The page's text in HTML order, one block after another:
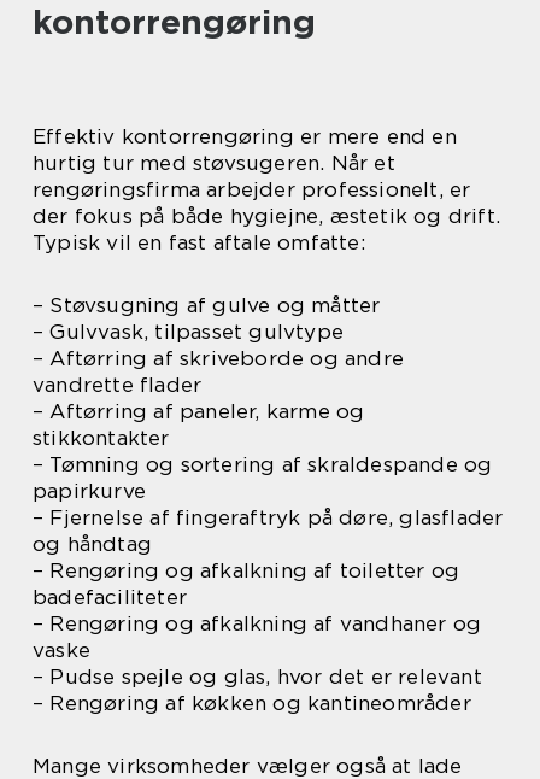
kontorrengøring
Effektiv kontorrengøring er mere end en
hurtig tur med støvsugeren. Når et
rengøringsfirma arbejder professionelt, er
der fokus på både hygiejne, æstetik og drift.
Typisk vil en fast aftale omfatte:
– Støvsugning af gulve og måtter
– Gulvvask, tilpasset gulvtype
– Aftørring af skriveborde og andre
vandrette flader
– Aftørring af paneler, karme og
stikkontakter
– Tømning og sortering af skraldespande og
papirkurve
– Fjernelse af fingeraftryk på døre, glasflader
og håndtag
– Rengøring og afkalkning af toiletter og
badefaciliteter
– Rengøring og afkalkning af vandhaner og
vaske
– Pudse spejle og glas, hvor det er relevant
– Rengøring af køkken og kantineområder
Mange virksomheder vælger også at lade